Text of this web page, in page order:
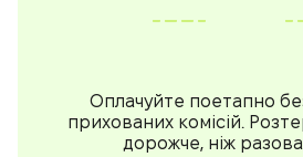
Оплачуйте поетапно без
прихованих комісій.
дорожче, ніж